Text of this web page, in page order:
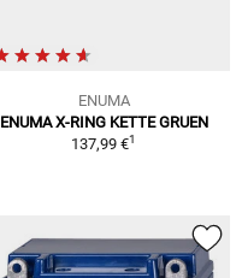
ENUMA
ENUMA X-RING KETTE GRUEN
137,99 €1